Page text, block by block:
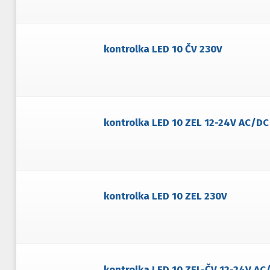
kontrolka LED 10 ČV 230V
kontrolka LED 10 ZEL 12-24V AC/DC
kontrolka LED 10 ZEL 230V